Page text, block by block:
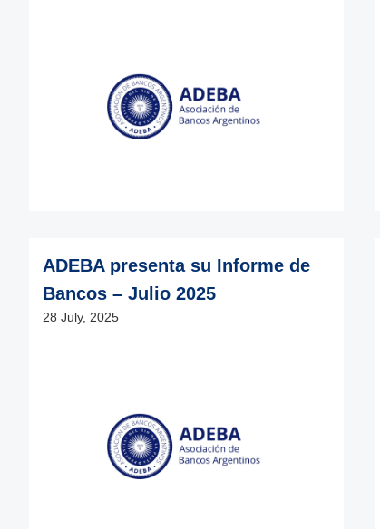
ADEBA presenta su Informe de
Bancos – Julio 2025
28 July, 2025